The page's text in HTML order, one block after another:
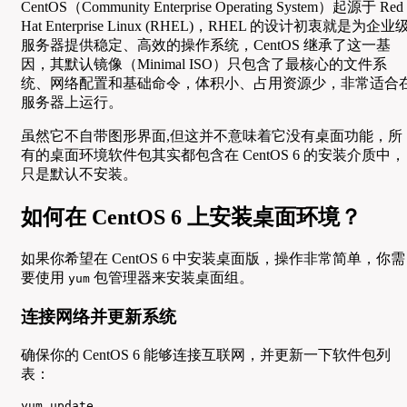
CentOS（Community Enterprise Operating System）起源于 Red
Hat Enterprise Linux (RHEL)，RHEL 的设计初衷就是为企业
服务器提供稳定、高效的操作系统，CentOS 继承了这一基
因，其默认镜像（Minimal ISO）只包含了最核心的文件系
统、网络配置和基础命令，体积小、占用资源少，非常适合
服务器上运行。
虽然它不自带图形界面,但这并不意味着它没有桌面功能，所
有的桌面环境软件包其实都包含在 CentOS 6 的安装介质中，
只是默认不安装。
如何在 CentOS 6 上安装桌面环境？
如果你希望在 CentOS 6 中安装桌面版，操作非常简单，你需
要使用 yum 包管理器来安装桌面组。
连接网络并更新系统
确保你的 CentOS 6 能够连接互联网，并更新一下软件包列
表：